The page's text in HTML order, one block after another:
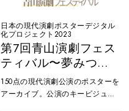
日本の現代演劇ポスターデジタル
化プロジェクト2023
第7回青山演劇フェス
ティバル〜夢みつづ
ける力1993〜
150点の現代演劇公演のポスターを
アーカイブ。公演のキービジュア